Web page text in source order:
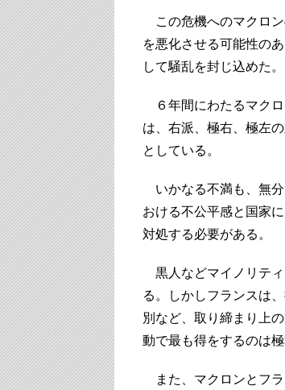
この危機へのマクロン
を悪化させる可能性の
して騒乱を封じ込めた。
６年間にわたるマクロ
は、右派、極右、極左
としている。
いかなる不満も、無分
おける不公平感と国家
対処する必要がある。
黒人などマイノリティ
る。しかしフランスは
別など、取り締まり上
動で最も得をするのは極
また、マクロンとフラ